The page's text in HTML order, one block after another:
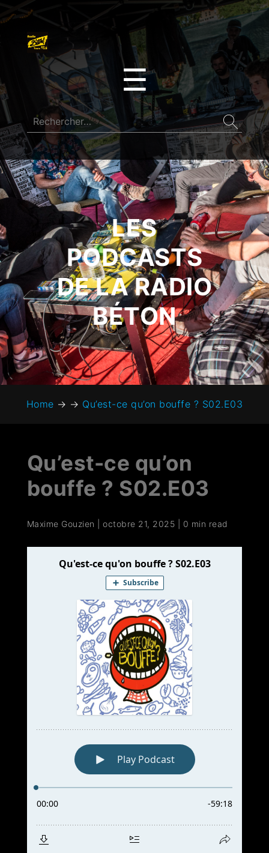
☰
LES
PODCASTS
DE LA RADIO
BÉTON
Home → → Qu’est-ce qu’on bouffe ? S02.E03
Qu’est-ce qu’on
bouffe ? S02.E03
Maxime Gouzien |octobre 21, 2025 0 min read